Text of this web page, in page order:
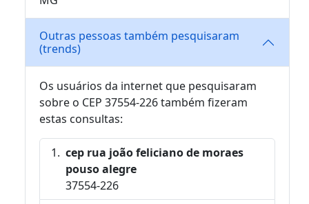
Outras pessoas também pesquisaram
(trends)
Os usuários da internet que pesquisaram
sobre o CEP 37554-226 também fizeram
estas consultas:
cep rua joão feliciano de moraes
pouso alegre
37554-226